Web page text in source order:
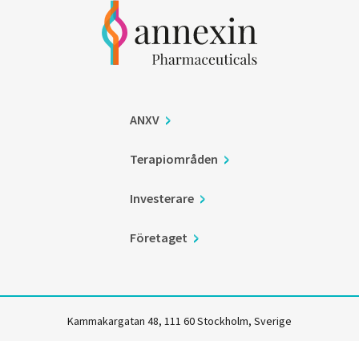
ANXV
Terapiområden
Investerare
Företaget
Kammakargatan 48, 111 60 Stockholm, Sverige